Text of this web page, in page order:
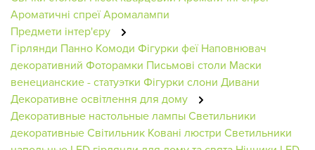
Ароматичні спреїАромалампи
Предмети інтер'єру
Гірлянди Панно Комоди Фігурки феї Наповнювач
декоративний Фоторамки Письмові столи Маски
венецианские - статуэтки Фігурки слони Дивани
Декоративне освітлення для дому
Декоративные настольные лампыСветильники
декоративныеСвітильник Ковані люстри Светильники